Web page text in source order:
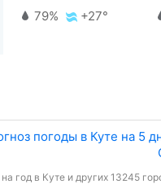
79% +27°
погоды в Куте на 5
год в Куте и других 13245